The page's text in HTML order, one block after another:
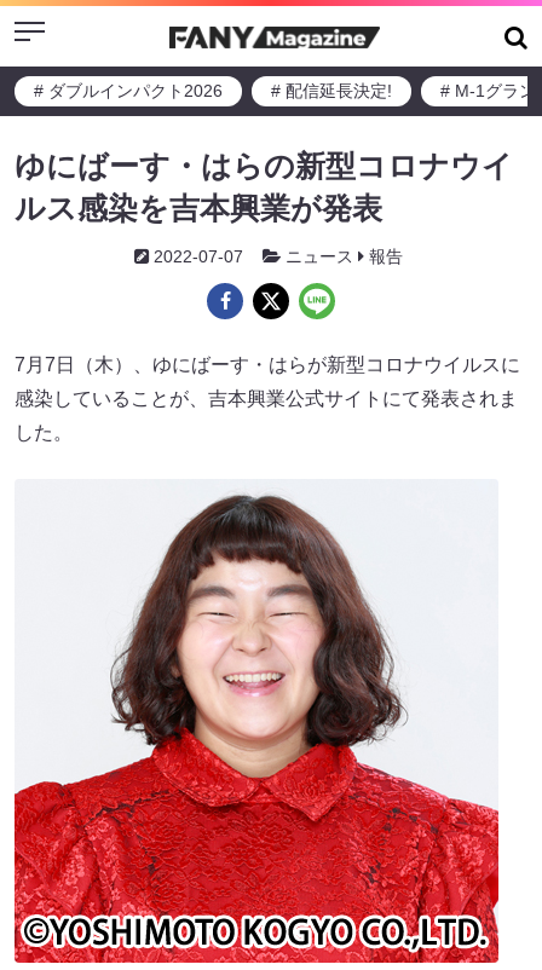
Menu
# ダブルインパクト2026 # 配信延長決定! # M-1グラン
ゆにばーす・はらの新型コロナウイ
ルス感染を吉本興業が発表
2022-07-07 ニュース 報告
7月7日（木）、ゆにばーす・はらが新型コロナウイルスに
感染していることが、吉本興業公式サイトにて発表されま
した。